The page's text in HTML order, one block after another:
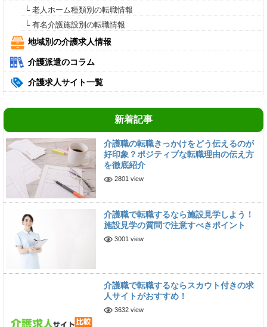
└ 老人ホーム種類別の転職情報
└ 有名介護施設別の転職情報
地域別の介護求人情報
介護派遣のコラム
介護求人サイト一覧
新着記事
介護職の転職きっかけをどう伝えるのが
好印象？ポジティブな転職理由の伝え方
を徹底紹介
2801 view
介護職で転職するなら施設見学しよう！
施設見学の質問で注意すべきポイント
3001 view
介護職で転職するならスカウト付きの求
人サイトがおすすめ！
3632 view